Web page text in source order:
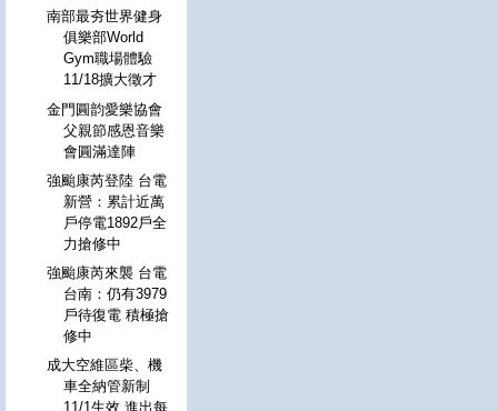
南部最夯世界健身
俱樂部World
Gym職場體驗
11/18擴大徵才
金門圓韵愛樂協會
父親節感恩音樂
會圓滿達陣
強颱康芮登陸 台電
新營：累計近萬
戶停電1892戶全
力搶修中
強颱康芮來襲 台電
台南：仍有3979
戶待復電 積極搶
修中
成大空維區柴、機
車全納管新制
11/1生效 進出每